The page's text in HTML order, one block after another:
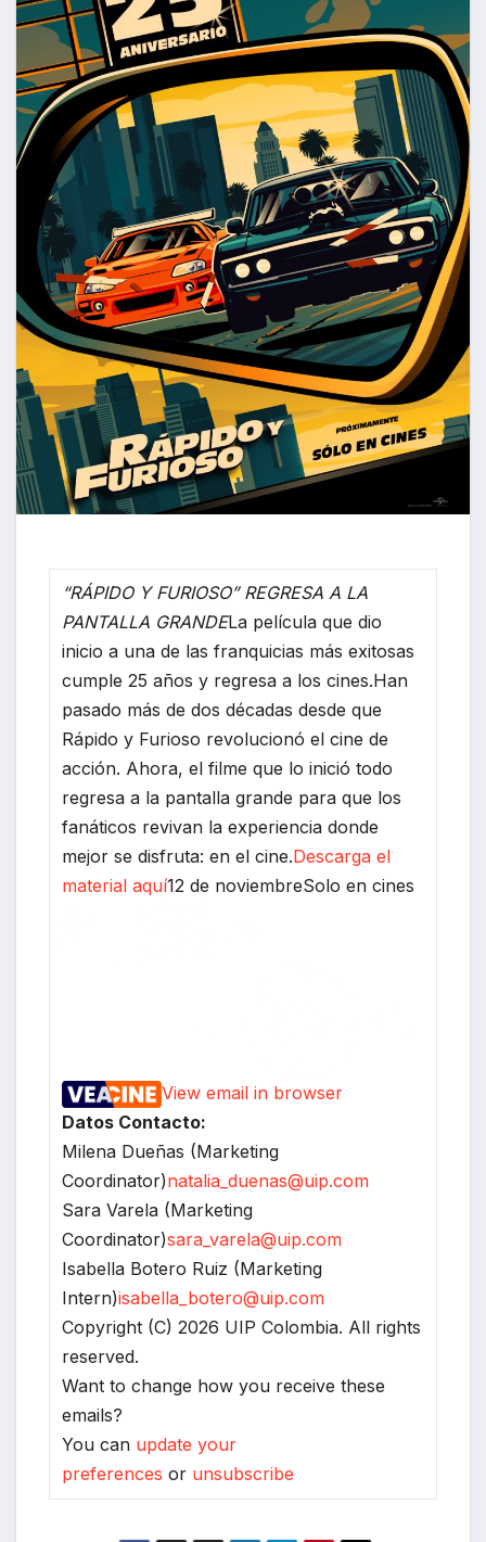
“RÁPIDO Y FURIOSO” REGRESA A LA
PANTALLA GRANDELa película que dio
inicio a una de las franquicias más exitosas
cumple 25 años y regresa a los cines.Han
pasado más de dos décadas desde que
Rápido y Furioso revolucionó el cine de
acción. Ahora, el filme que lo inició todo
regresa a la pantalla grande para que los
fanáticos revivan la experiencia donde
mejor se disfruta: en el cine.Descarga el
material aquí12 de noviembreSolo en cines
View email in browser
Datos Contacto:
Milena Dueñas (Marketing
Coordinator)natalia_duenas@uip.com
Sara Varela (Marketing
Coordinator)sara_varela@uip.com
Isabella Botero Ruiz (Marketing
Intern)isabella_botero@uip.com
Copyright (C) 2026 UIP Colombia. All rights
reserved.
Want to change how you receive these
emails?
You can update your
preferences or unsubscribe